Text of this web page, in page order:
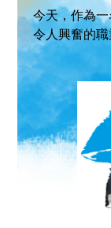
今天，作為
令人興奮的